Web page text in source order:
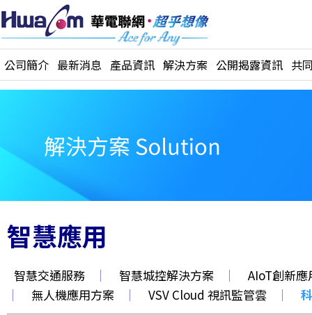
公司簡介 最新消息 產品資訊 解決方案 公開揭露資訊 共
智慧應用
智慧交通服務 ｜ 智慧城控解決方案 ｜
AIoT創新
｜
無人機應用方案 ｜ VSV Cloud 視訊監管雲 ｜